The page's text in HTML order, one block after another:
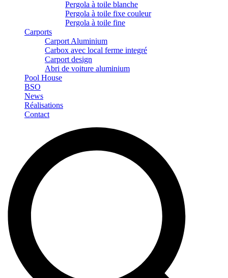
Pergola à toile blanche
Pergola à toile fixe couleur
Pergola à toile fine
Carports
Carport Aluminium
Carbox avec local ferme integré
Carport design
Abri de voiture aluminium
Pool House
BSO
News
Réalisations
Contact